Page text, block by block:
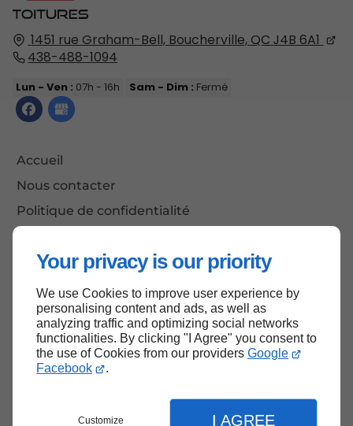
Your privacy is our priority
We use Cookies to improve user experience by
personalising content and ads, as well as
analyzing traffic and optimizing social networks
functionalities. By clicking "I Agree" you consent to
the use of Cookies from our providers Google
Facebook
.
Customize I AGREE
1451 rue Graham-Bell, Boucherville, QC J4B 6A1
438-488-1094
Lun - Ven : 07h - 16h Sam - Dim : Fermé
Accueil
Nous contacter
Politique de confidentialité
Haut de page